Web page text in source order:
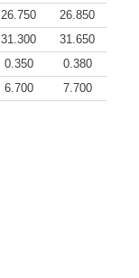
26.750
26.850
31.300
31.650
0.350
0.380
6.700 7.700